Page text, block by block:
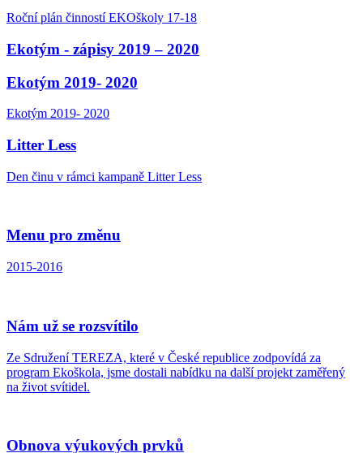
Roční plán činností EKOškoly 17-18
Ekotým - zápisy 2019 – 2020
Ekotým 2019- 2020
Ekotým 2019- 2020
Litter Less
Den činu v rámci kampaně Litter Less
Menu pro změnu
2015-2016
Nám už se rozsvítilo
Ze Sdružení TEREZA, které v České republice zodpovídá za
program Ekoškola, jsme dostali nabídku na další projekt zaměřený
na život svítidel.
Obnova výukových prvků